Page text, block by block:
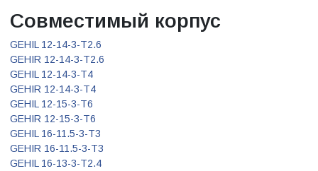
Совместимый корпус
GEHIL 12-14-3-T2.6
GEHIR 12-14-3-T2.6
GEHIL 12-14-3-T4
GEHIR 12-14-3-T4
GEHIL 12-15-3-T6
GEHIR 12-15-3-T6
GEHIL 16-11.5-3-T3
GEHIR 16-11.5-3-T3
GEHIL 16-13-3-T2.4